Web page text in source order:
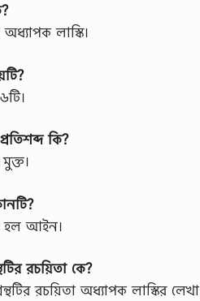
অধ্যাপক লাস্কি।
কি?
হল আইন।
রচয়িতা কে?
রচয়িতা অধ্যাপক লাস্কির